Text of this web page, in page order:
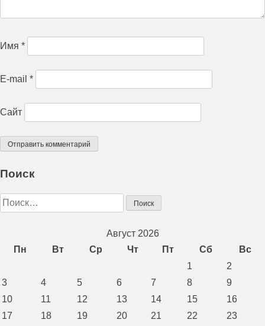
Имя *
E-mail *
Сайт
Поиск
Найти:
Август 2026
Пн
Вт Ср Чт Пт Сб Вс
1
2
3
4 5 6 7 8
9
10
11 12 13 14 15
16
17
18 19 20 21 22
23